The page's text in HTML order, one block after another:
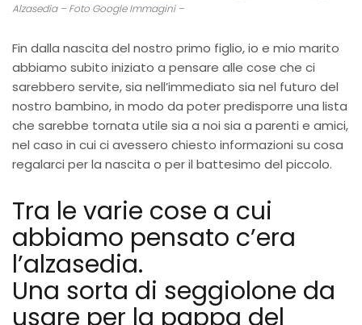
Alzasedia – Foto Google Immagini –
Fin dalla nascita del nostro primo figlio, io e mio marito
abbiamo subito iniziato a pensare alle cose che ci
sarebbero servite, sia nell’immediato sia nel futuro del
nostro bambino, in modo da poter predisporre una lista
che sarebbe tornata utile sia a noi sia a parenti e amici,
nel caso in cui ci avessero chiesto informazioni su cosa
regalarci per la nascita o per il battesimo del piccolo.
Tra le varie cose a cui
abbiamo pensato c’era
l’alzasedia.
Una sorta di seggiolone da
usare per la pappa del